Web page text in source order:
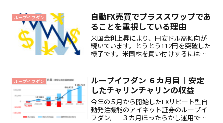
ので、含み損が増えた一ヶ月でした。し
かし、同時に為替...
ループイフダン
自動FX売買でプラススワップであ
ることを重視している理由
米国金利上昇により、円安ドル高傾向が
続いています。とうとう112円を突破した
様子です。米国株を買い付けするには不
稼ぎ時となっています。1. 円安により、
ついにプラ転し...
ループイフダン
ループイフダン ６カ月目｜安定
したチャリンチャリンの収益
今年の５月から開始したFXリピート型自
動発注機能のアイネット証券のループイ
フダン。「３カ月ほったらかし運用で